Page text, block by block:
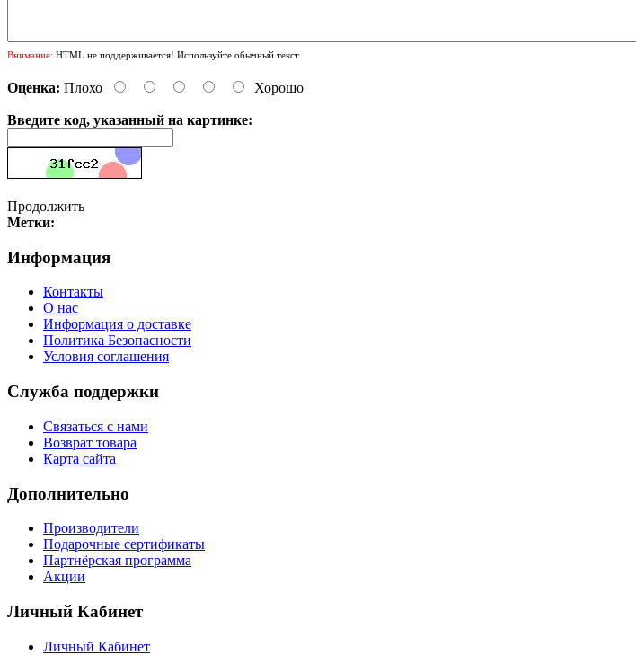
Внимание: HTML не поддерживается! Используйте обычный текст.
Оценка: Плохо Хорошо
Введите код, указанный на картинке:
Продолжить
Метки:
Информация
Контакты
О нас
Информация о доставке
Политика Безопасности
Условия соглашения
Служба поддержки
Связаться с нами
Возврат товара
Карта сайта
Дополнительно
Производители
Подарочные сертификаты
Партнёрская программа
Акции
Личный Кабинет
Личный Кабинет